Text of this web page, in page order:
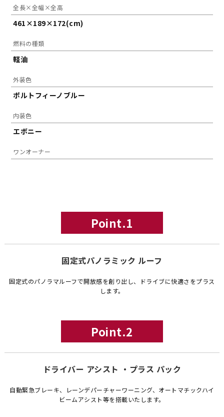
全長×全幅×全高
461×189×172(cm)
燃料の種類
軽油
外装色
ポルトフィーノブルー
内装色
エボニー
ワンオーナー
Point.1
固定式パノラミック ルーフ
固定式のパノラマルーフで開放感を創り出し、ドライブに快適さをプラス
します。
Point.2
ドライバー アシスト ・プラス パック
自動緊急ブレーキ、レーンデパーチャーワーニング、オートマチックハイ
ビームアシスト等を搭載いたします。